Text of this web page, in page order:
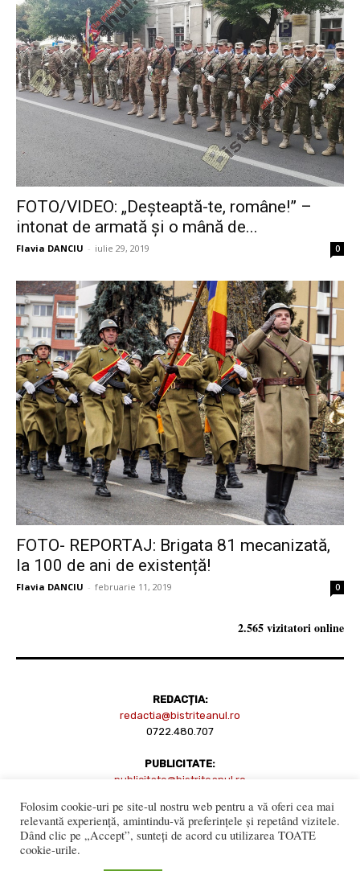
FOTO/VIDEO: „Deșteaptă-te, române!” –
intonat de armată și o mână de...
Flavia DANCIU - iulie 29, 2019 0
FOTO- REPORTAJ: Brigata 81 mecanizată,
la 100 de ani de existență!
Flavia DANCIU - februarie 11, 2019 0
2.565 vizitatori online
REDACȚIA:
redactia@bistriteanul.ro
0722.480.707
PUBLICITATE:
publicitate@bistriteanul.ro
JURIDIC:
Redacția beneficiază de serviciile juridice ale
Folosim cookie-uri pe site-ul nostru web pentru a vă oferi cea mai
relevantă experiență, amintindu-vă preferințele și repetând vizitele.
Dând clic pe „Accept”, sunteți de acord cu utilizarea TOATE
cookie-urile.